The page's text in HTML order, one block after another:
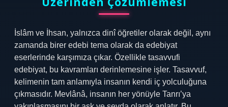
İslâm ve İhsan, yalnızca dinî öğretiler olarak değil, aynı
zamanda birer edebi tema olarak da edebiyat
eserlerinde karşımıza çıkar. Özellikle tasavvufi
edebiyat, bu kavramları derinlemesine işler. Tasavvuf,
kelimenin tam anlamıyla insanın kendi iç yolculuğuna
çıkmasıdır. Mevlânâ, insanın her yönüyle Tanrı’ya